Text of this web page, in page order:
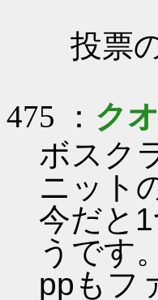
投票
475 ： ク
ボスク
ニット
今だと
うです。
ppもフ